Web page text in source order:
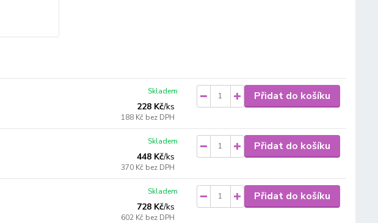
228 Kč/ks
188 Kč bez DPH
Skladem Přidat do košíku
448 Kč/ks
370 Kč bez DPH
Skladem Přidat do košíku
728 Kč/ks
602 Kč bez DPH
Skladem Přidat do košíku